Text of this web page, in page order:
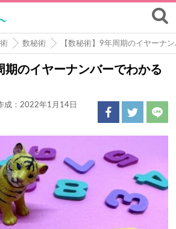
数秘術 【数秘術】9年周期のイヤーナ
期のイヤーナンバーでわかる
成：2022年1月14日